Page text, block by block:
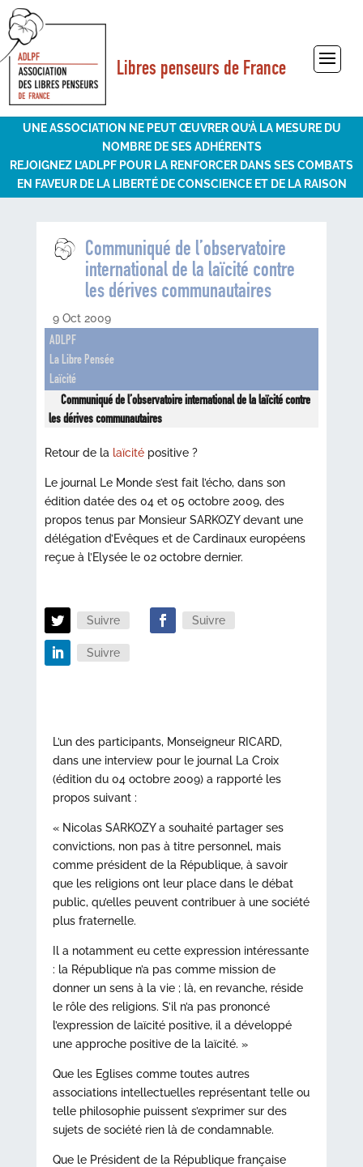
Libres penseurs de France
Sélectionner une page
UNE ASSOCIATION NE PEUT ŒUVRER QU’À LA MESURE DU
NOMBRE DE SES ADHÉRENTS
REJOIGNEZ L’ADLPF POUR LA RENFORCER DANS SES COMBATS
EN FAVEUR DE LA LIBERTÉ DE CONSCIENCE ET DE LA RAISON
Communiqué de l’observatoire
international de la laïcité contre
les dérives communautaires
9 Oct 2009
ADLPF
La Libre Pensée
Laïcité
Communiqué de l’observatoire international de la laïcité contre
les dérives communautaires
Retour de la laïcitépositive ?
Le journal Le Monde s’est fait l’écho, dans son
édition datée des 04 et 05 octobre 2009, des
propos tenus par Monsieur SARKOZY devant une
délégation d’Evêques et de Cardinaux européens
reçue à l’Elysée le 02 octobre dernier.
Suivre Suivre
Suivre
L’un des participants, Monseigneur RICARD,
dans une interview pour le journal La Croix
(édition du 04 octobre 2009) a rapporté les
propos suivant :
« Nicolas SARKOZY a souhaité partager ses
convictions, non pas à titre personnel, mais
comme président de la République, à savoir
que les religions ont leur place dans le débat
public, qu’elles peuvent contribuer à une société
plus fraternelle.
Il a notamment eu cette expression intéressante
: la République n’a pas comme mission de
donner un sens à la vie ; là, en revanche, réside
le rôle des religions. S’il n’a pas prononcé
l’expression de laïcité positive, il a développé
une approche positive de la laïcité. »
Que les Eglises comme toutes autres
associations intellectuelles représentant telle ou
telle philosophie puissent s’exprimer sur des
sujets de société rien là de condamnable.
Que le Président de la République française